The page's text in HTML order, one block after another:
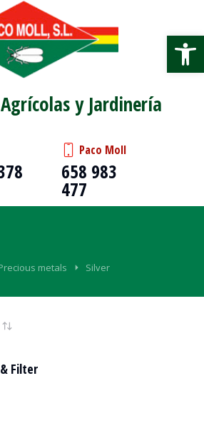
y Jardinería
Paco Moll
658 983
477
metals Silver
Filter